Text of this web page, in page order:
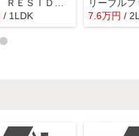
/ 1LDK 7.6万円 /